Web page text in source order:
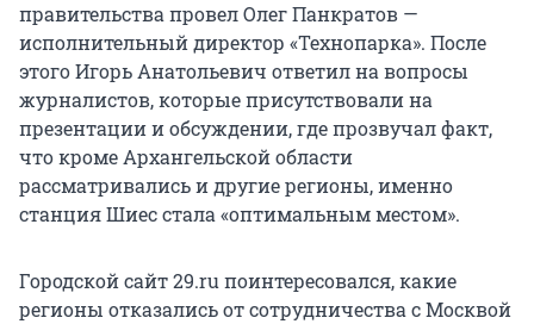
правительства провел Олег Панкратов —
исполнительный директор «Технопарка». После
этого Игорь Анатольевич ответил на вопросы
журналистов, которые присутствовали на
презентации и обсуждении, где прозвучал факт,
что кроме Архангельской области
рассматривались и другие регионы, именно
станция Шиес стала «оптимальным местом».
Городской сайт 29.ru поинтересовался, какие
регионы отказались от сотрудничества с Москвой